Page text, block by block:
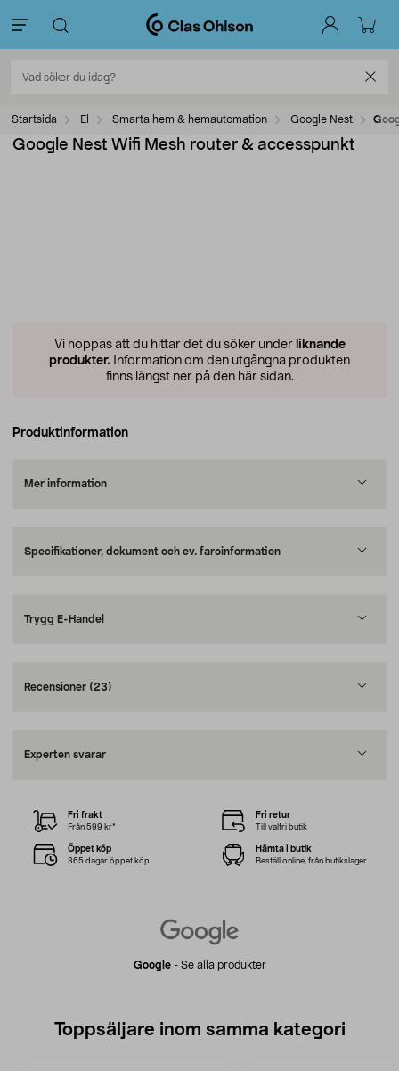
Startsida El Smarta hem & hemautomation Google Nest
Google Nest Wifi Mesh router & accesspunkt
Vi hoppas att du hittar det du söker under liknande
produkter. Information om den utgångna produkten
finns längst ner på den här sidan.
Produktinformation
Mer information
Specifikationer, dokument och ev. faroinformation
Trygg E-Handel
Recensioner (23)
Experten svarar
Google- Se alla produkter
Fri frakt
Från 599 kr*
Fri retur
Till valfri butik
Öppet köp
365 dagar öppet köp
Hämta i butik
Beställ online, från butikslager
Toppsäljare inom samma kategori